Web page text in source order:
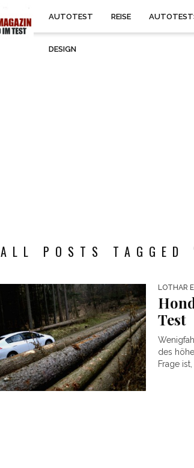
AUTOTEST REISE
DESIGN
ALL POSTS TAGGED
LOTHAR
Test
des
Frage